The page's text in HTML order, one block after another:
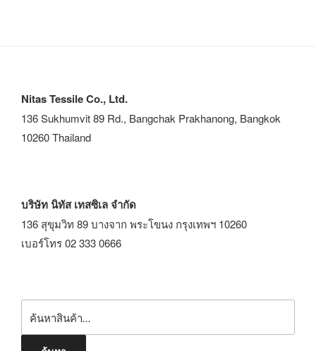
Nitas Tessile Co., Ltd.
136 Sukhumvit 89 Rd., Bangchak Prakhanong, Bangkok
10260 Thailand
บริษัท นิทัส เทสซิเล จำกัด
136 สุขุมวิท 89 บางจาก พระโขนง กรุงเทพฯ 10260
เบอร์โทร 02 333 0666